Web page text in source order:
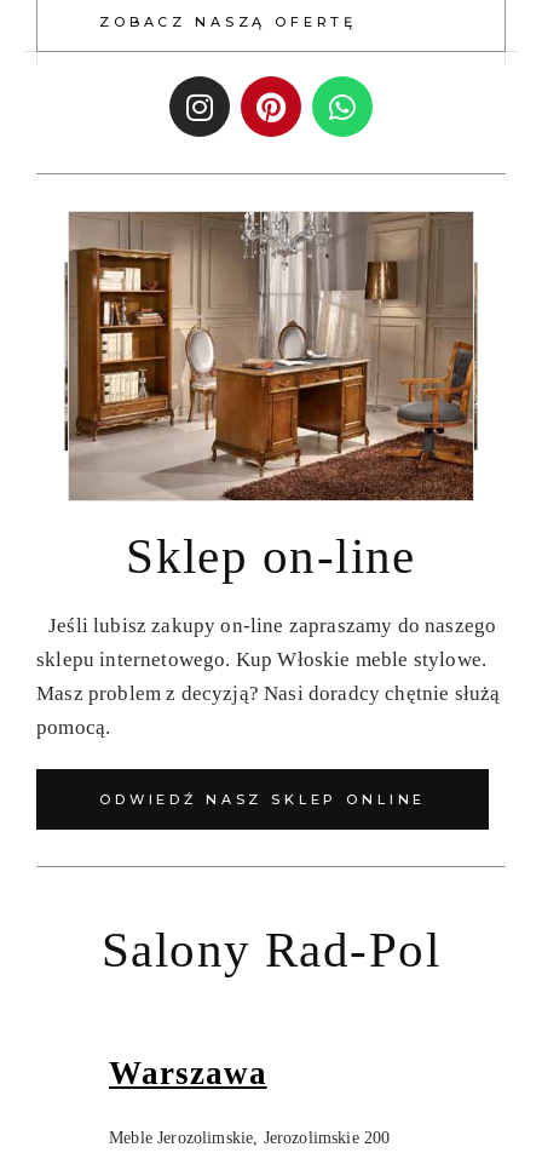
ZOBACZ NASZĄ OFERTĘ
Sklep on-line
Jeśli lubisz zakupy on-line zapraszamy do naszego
sklepu internetowego. Kup Włoskie meble stylowe.
Masz problem z decyzją? Nasi doradcy chętnie służą
pomocą.
ODWIEDŹ NASZ SKLEP ONLINE
Salony Rad-Pol
Warszawa
Meble Jerozolimskie, Jerozolimskie 200